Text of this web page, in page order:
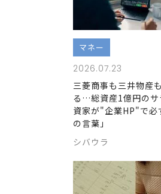
マネー
2026.07.23
三菱商事も三井物産
る…総資産1億円のサ
資家が"企業HP"で必
の言葉｣
シバウラ